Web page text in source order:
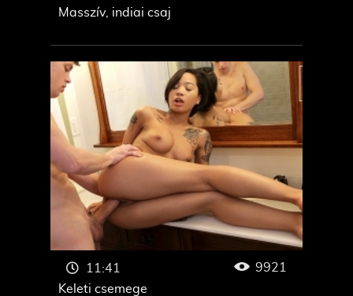
Masszív, indiai csaj
Keleti csemege
11:41 9921